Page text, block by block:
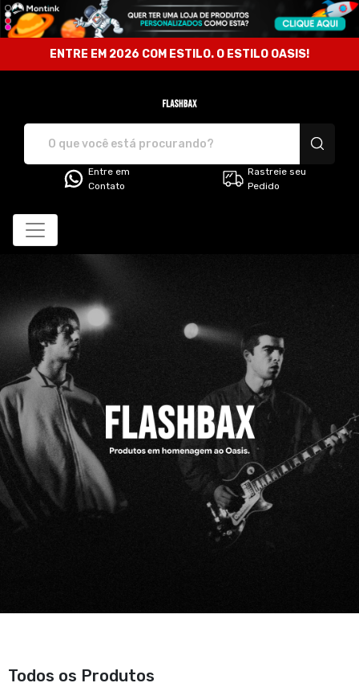
ENTRE EM 2026 COM ESTILO. O ESTILO OASIS!
Entre em
Contato
Rastreie seu
Pedido
Todos os Produtos